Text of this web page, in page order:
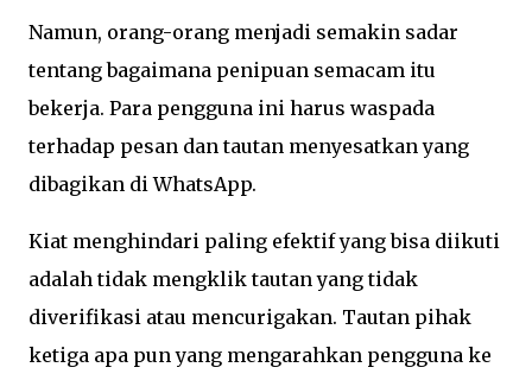
Namun, orang-orang menjadi semakin sadar
tentang bagaimana penipuan semacam itu
bekerja. Para pengguna ini harus waspada
terhadap pesan dan tautan menyesatkan yang
dibagikan di WhatsApp.
Kiat menghindari paling efektif yang bisa diikuti
adalah tidak mengklik tautan yang tidak
diverifikasi atau mencurigakan. Tautan pihak
ketiga apa pun yang mengarahkan pengguna ke